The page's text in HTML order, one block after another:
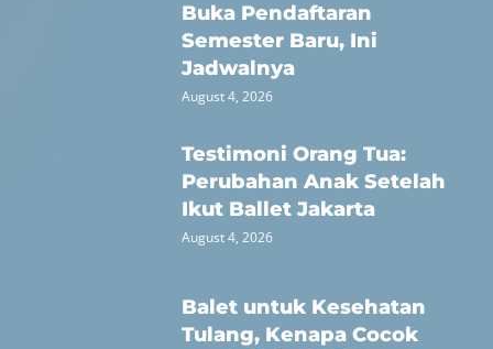
Buka Pendaftaran
Semester Baru, Ini
Jadwalnya
August 4, 2026
Testimoni Orang Tua:
Perubahan Anak Setelah
Ikut Ballet Jakarta
August 4, 2026
Balet untuk Kesehatan
Tulang, Kenapa Cocok